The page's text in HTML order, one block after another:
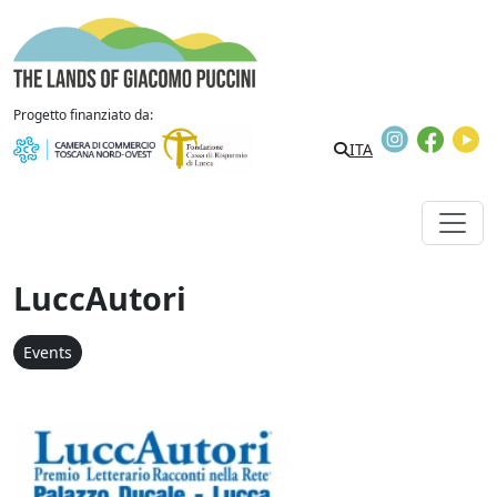
Skip to content
Progetto finanziato da:
ITA
Instagram
LuccAutori
Events